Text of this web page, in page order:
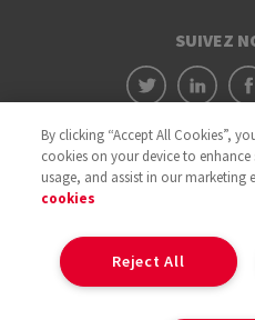
SUIVEZ
By clicking “Accept All Cookies”,
cookies on your device to
usage, and assist in our marketing
cookies
Reject All